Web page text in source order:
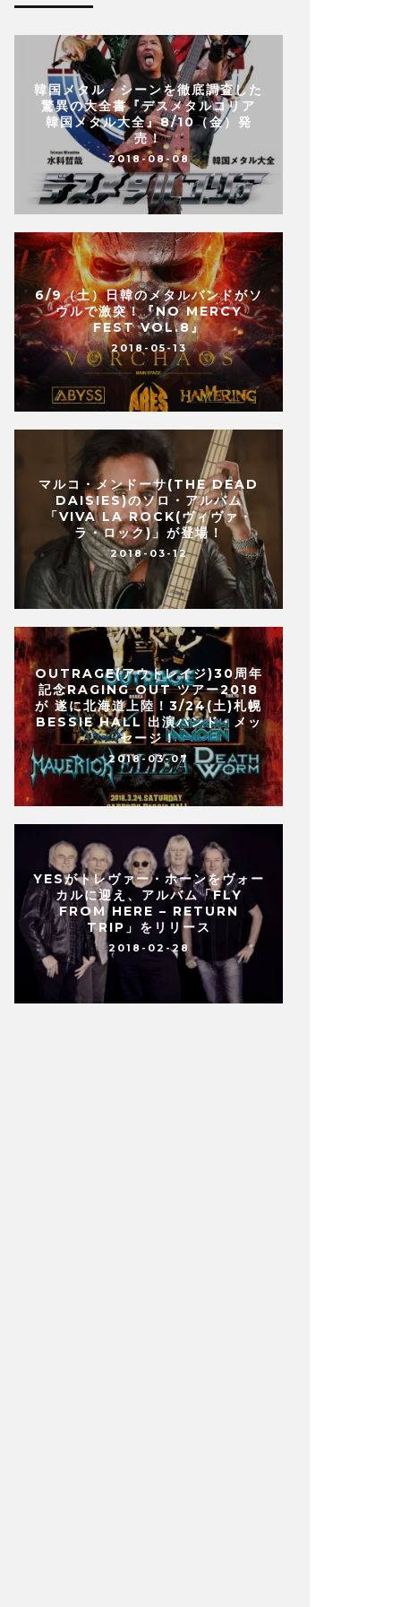
韓国メタル・シーンを徹底調査した
驚異の大全書『デスメタルコリア
韓国メタル大全』8/10（金）発
売！
2018-08-08
6/9（土）日韓のメタルバンドがソ
ウルで激突！『NO MERCY
FEST VOL.8』
2018-05-13
マルコ・メンドーサ(THE DEAD
DAISIES)のソロ・アルバム
「VIVA LA ROCK(ヴィヴァ・
ラ・ロック)」が登場！
2018-03-12
OUTRAGE(アウトレイジ)30周年
記念RAGING OUT ツアー2018
が 遂に北海道上陸！3/24(土)札幌
BESSIE HALL 出演バンド・メッ
セージ！
2018-03-07
YESがトレヴァー・ホーンをヴォー
カルに迎え、アルバム「FLY
FROM HERE – RETURN
TRIP」をリリース
2018-02-28